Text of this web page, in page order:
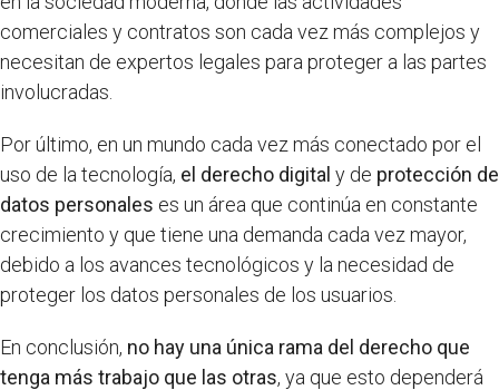
comerciales y contratos son cada vez más complejos y
necesitan de expertos legales para proteger a las partes
involucradas.
Por último, en un mundo cada vez más conectado por el
uso de la tecnología, el derecho digital y de protección de
datos personales es un área que continúa en constante
crecimiento y que tiene una demanda cada vez mayor,
debido a los avances tecnológicos y la necesidad de
proteger los datos personales de los usuarios.
En conclusión, no hay una única rama del derecho que
tenga más trabajo que las otras, ya que esto dependerá